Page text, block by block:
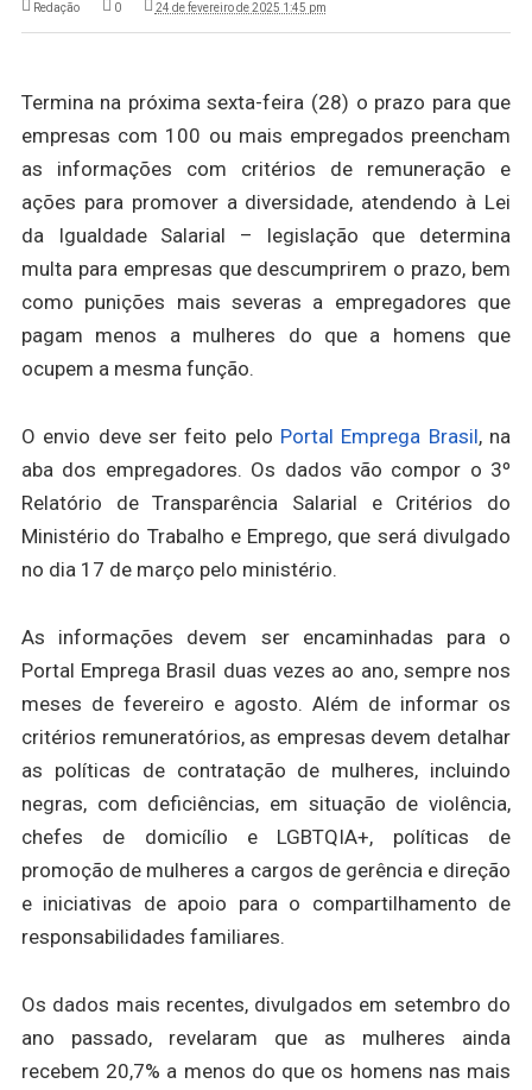
Redação 0 24 de fevereiro de 2025 1:45 pm
Termina na próxima sexta-feira (28) o prazo para que
empresas com 100 ou mais empregados preencham
as informações com critérios de remuneração e
ações para promover a diversidade, atendendo à Lei
da Igualdade Salarial – legislação que determina
multa para empresas que descumprirem o prazo, bem
como punições mais severas a empregadores que
pagam menos a mulheres do que a homens que
ocupem a mesma função.
O envio deve ser feito pelo Portal Emprega Brasil, na
aba dos empregadores. Os dados vão compor o 3º
Relatório de Transparência Salarial e Critérios do
Ministério do Trabalho e Emprego, que será divulgado
no dia 17 de março pelo ministério.
As informações devem ser encaminhadas para o
Portal Emprega Brasil duas vezes ao ano, sempre nos
meses de fevereiro e agosto. Além de informar os
critérios remuneratórios, as empresas devem detalhar
as políticas de contratação de mulheres, incluindo
negras, com deficiências, em situação de violência,
chefes de domicílio e LGBTQIA+, políticas de
promoção de mulheres a cargos de gerência e direção
e iniciativas de apoio para o compartilhamento de
responsabilidades familiares.
Os dados mais recentes, divulgados em setembro do
ano passado, revelaram que as mulheres ainda
recebem 20,7% a menos do que os homens nas mais